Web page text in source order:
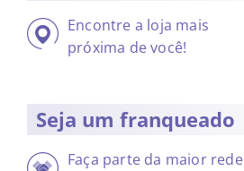
Encontre a loja mais
próxima de você!
Seja um franqueado
Faça parte da maior rede